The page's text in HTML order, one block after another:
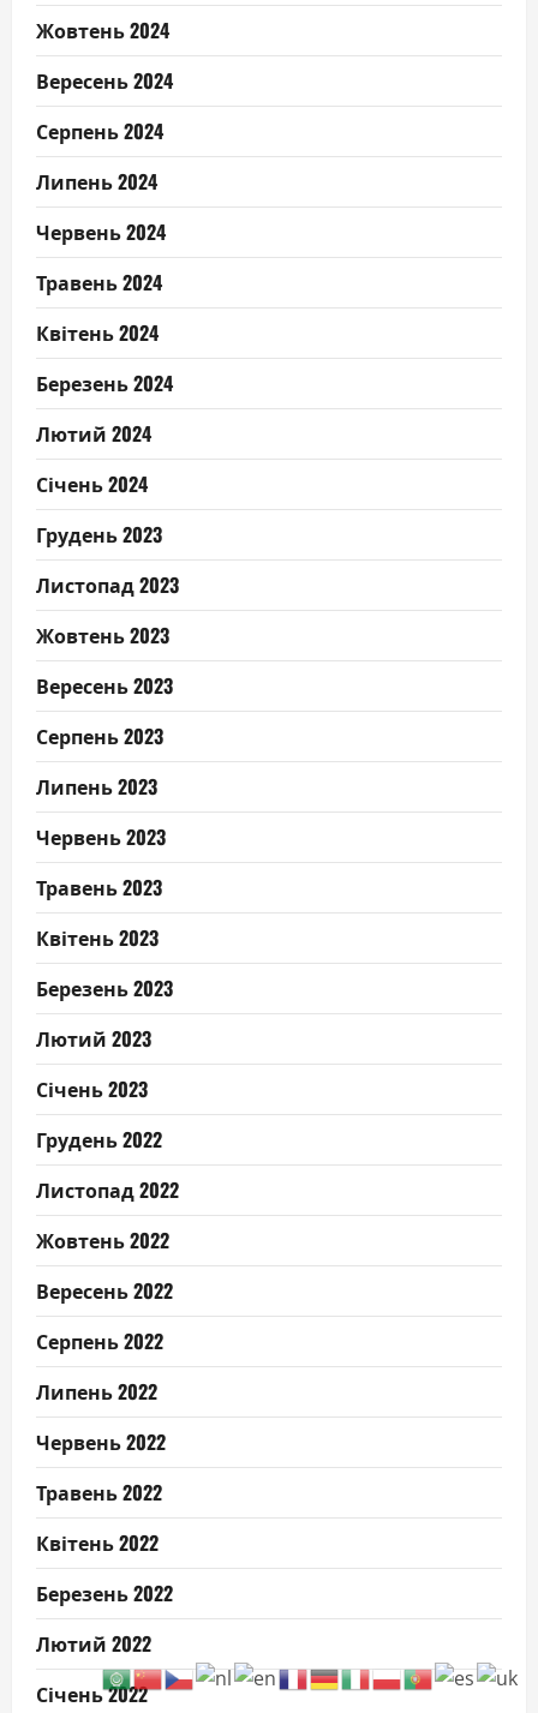
Жовтень 2024
Вересень 2024
Серпень 2024
Липень 2024
Червень 2024
Травень 2024
Квітень 2024
Березень 2024
Лютий 2024
Січень 2024
Грудень 2023
Листопад 2023
Жовтень 2023
Вересень 2023
Серпень 2023
Липень 2023
Червень 2023
Травень 2023
Квітень 2023
Березень 2023
Лютий 2023
Січень 2023
Грудень 2022
Листопад 2022
Жовтень 2022
Вересень 2022
Серпень 2022
Липень 2022
Червень 2022
Травень 2022
Квітень 2022
Березень 2022
Лютий 2022
Січень 2022